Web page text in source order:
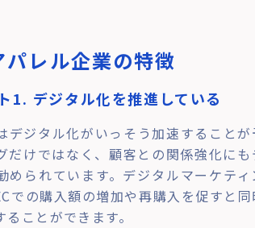
レル企業の特徴
1. デジタル化を推進している
デジタル化がいっそう加速することが
だけではなく、顧客との関係強化にも
められています。デジタルマーケティ
での購入額の増加や再購入を促すと
ことができます。